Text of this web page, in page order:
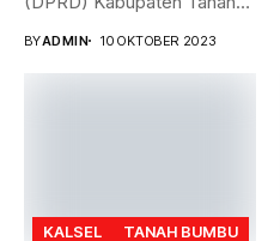
BYADMIN 10 OKTOBER 2023
KALSEL TANAH BUMBU